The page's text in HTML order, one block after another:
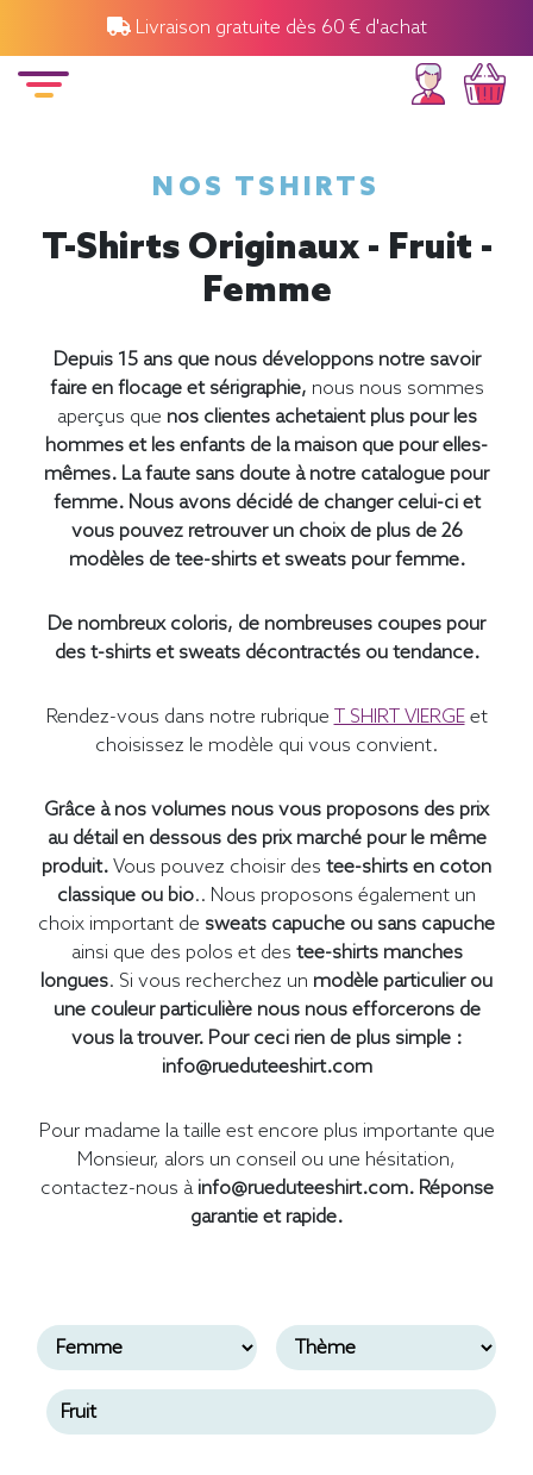
Livraison gratuite dès 60 € d'achat
NOS TSHIRTS
T-Shirts Originaux - Fruit -
Femme
Depuis 15 ans que nous développons notre savoir
faire en flocage et sérigraphie, nous nous sommes
aperçus que nos clientes achetaient plus pour les
hommes et les enfants de la maison que pour elles-
mêmes. La faute sans doute à notre catalogue pour
femme. Nous avons décidé de changer celui-ci et
vous pouvez retrouver un choix de plus de 26
modèles de tee-shirts et sweats pour femme.
De nombreux coloris, de nombreuses coupes pour
des t-shirts et sweats décontractés ou tendance.
Rendez-vous dans notre rubrique T SHIRT VIERGEet
choisissez le modèle qui vous convient.
Grâce à nos volumes nous vous proposons des prix
au détail en dessous des prix marché pour le même
produit. Vous pouvez choisir des tee-shirts en coton
classique ou bio.. Nous proposons également un
choix important de sweats capuche ou sans capuche
ainsi que des polos et des tee-shirts manches
longues. Si vous recherchez un modèle particulier ou
une couleur particulière nous nous efforcerons de
vous la trouver. Pour ceci rien de plus simple :
info@rueduteeshirt.com
Pour madame la taille est encore plus importante que
Monsieur, alors un conseil ou une hésitation,
contactez-nous à info@rueduteeshirt.com. Réponse
garantie et rapide.